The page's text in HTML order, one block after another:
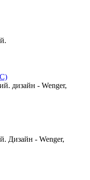
дизайн - Wenger,
Дизайн - Wenger,